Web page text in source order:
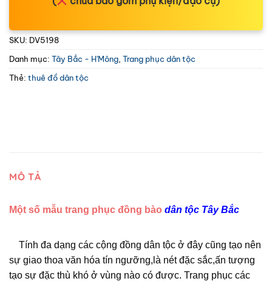
SKU: DV5198
Danh mục: Tây Bắc - H'Mông Trang phục dân tộc
Thẻ: thuê đồ dân tộc
MÔ TẢ
Một số mẫu trang phục đồng bào dân tộc Tây Bắc
Tính đa dạng các cộng đồng dân tộc ở đây cũng tạo nên
sự giao thoa văn hóa tín ngưỡng,là nét đặc sắc,ấn tượng
tạo sự đặc thù khó ở vùng nào có được. Trang phục các